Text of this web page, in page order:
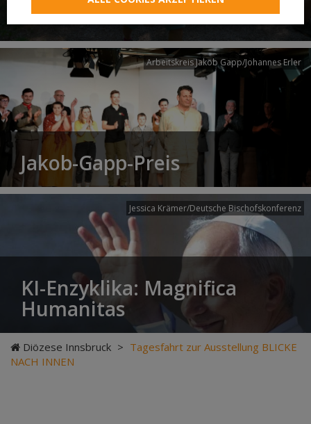
Laudato si’
Arbeitskreis Jakob Gapp/Johannes Erler
Jakob-Gapp-Preis
Jessica Krämer/Deutsche Bischofskonferenz
KI-Enzyklika: Magnifica
Humanitas
Diözese Innsbruck > Tagesfahrt zur Ausstellung BLICKE
NACH INNEN